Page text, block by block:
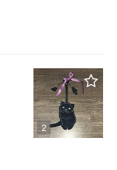
2